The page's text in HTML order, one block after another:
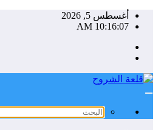
التجاوزأغسطس 5, 2026
10:16:07 AM